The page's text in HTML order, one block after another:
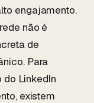
engajamento.
não é
de
Para
LinkedIn
existem